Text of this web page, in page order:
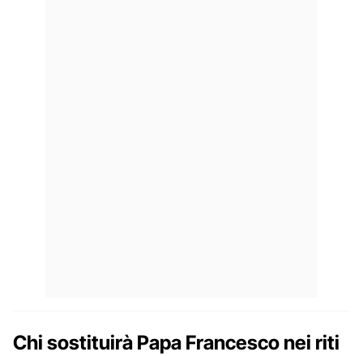
Chi sostituirà Papa Francesco nei riti